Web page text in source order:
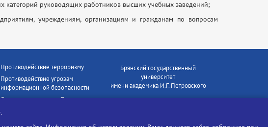
категорий руководящих работников высших учебных заведений;
учреждениям, организациям и гражданам по вопросам
Противодействие терроризму
Противодействие угрозам
информационной безопасности
Социальные ролики - Генеральная
Брянский государственный
университет
имени академика И.Г. Петровского
Телефон: +7(4832)58-90-85